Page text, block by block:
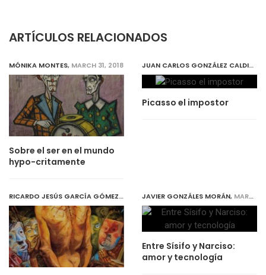
ARTÍCULOS RELACIONADOS
MÓNIKA MONTES, MARCH 31, 2018
Sobre el ser en el mundo
hypo-critamente
JUAN CARLOS GONZÁLEZ CALDITO
Picasso el impostor
RICARDO JESÚS GARCÍA GÓMEZ
,MARCH 31, 2018
JAVIER GONZÁLES MORÁN, MARCH 31, 2018
Entre Sísifo y Narciso:
amor y tecnología